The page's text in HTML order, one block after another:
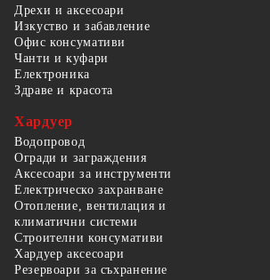
Дрехи и аксесоари
Изкуство и забавление
Офис консумативи
Чанти и куфари
Електроника
Здраве и красота
Хардуер
Водопровод
Огради и заграждения
Аксесоари за инструменти
Електрическо захранване
Отопление, вентилация и
климатични системи
Строителни консумативи
Хардуер аксесоари
Резервоари за съхранение